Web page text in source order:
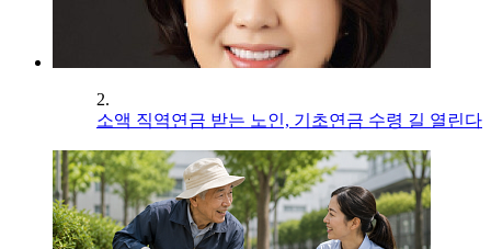
2.
소액 직역연금 받는 노인, 기초연금 수령 길 열린다